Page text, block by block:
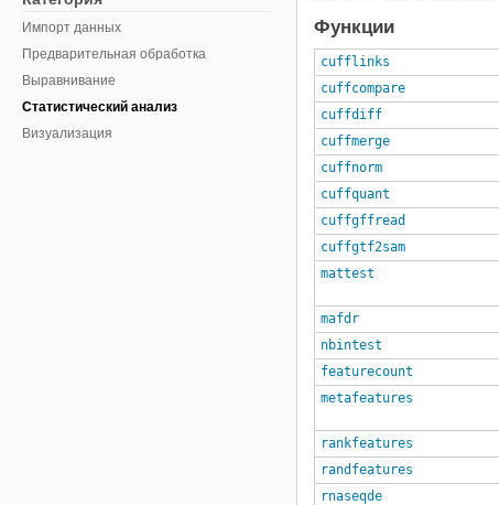
Импорт данных
Предварительная обработка
Выравнивание
Статистический анализ
Визуализация
Функции
cufflinks
cuffcompare
cuffdiff
cuffmerge
cuffnorm
cuffquant
cuffgffread
cuffgtf2sam
mattest
mafdr
nbintest
featurecount
metafeatures
rankfeatures
randfeatures
rnaseqde